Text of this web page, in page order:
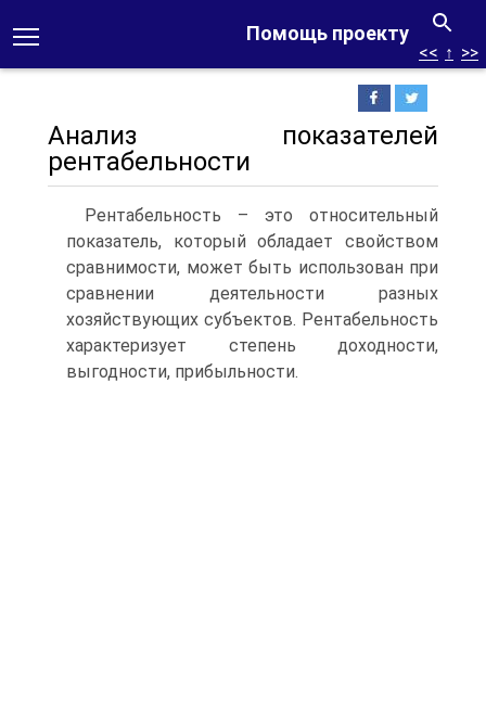
Помощь проекту
<< ↑ >>
Анализ показателей
рентабельности
Рентабельность – это относительный
показатель, который обладает свойством
сравнимости, может быть использован при
сравнении деятельности разных
хозяйствующих субъектов. Рентабельность
характеризует степень доходности,
выгодности, прибыльности.